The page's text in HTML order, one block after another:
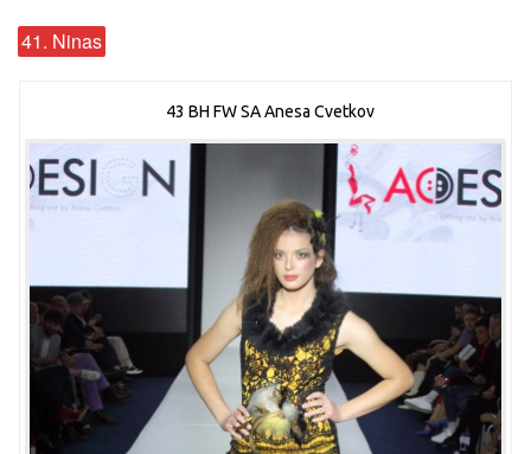
41. Ninas
43 BH FW SA Anesa Cvetkov